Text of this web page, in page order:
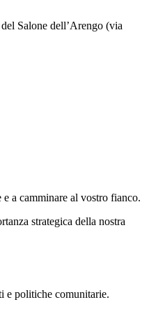
Salone dell’Arengo (via
a camminare al vostro fianco.
strategica della nostra
e politiche comunitarie.